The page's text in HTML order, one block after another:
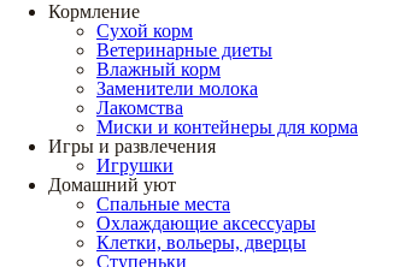
Кормление
Сухой корм
Ветеринарные диеты
Влажный корм
Заменители молока
Лакомства
Миски и контейнеры для корма
Игры и развлечения
Игрушки
Домашний уют
Спальные места
Охлаждающие аксессуары
Клетки, вольеры, дверцы
Ступеньки